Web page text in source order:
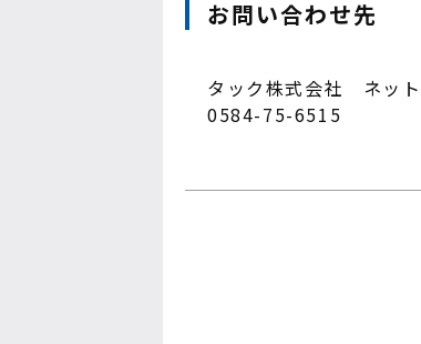
お問い合わせ先
タック株式会社 ネッ
0584-75-6515